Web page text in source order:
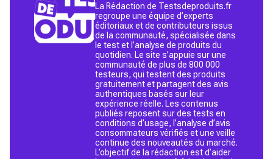
La Rédaction de Testsdeproduits.fr
regroupe une équipe d’experts
éditoriaux et de contributeurs issus
de la communauté, spécialisée dans
le test et l’analyse de produits du
quotidien. Le site s’appuie sur une
communauté de plus de 800 000
testeurs, qui testent des produits
gratuitement et partagent des avis
authentiques basés sur leur
expérience réelle. Les contenus
publiés reposent sur des tests en
conditions d’usage, l’analyse d’avis
consommateurs vérifiés et une veille
continue des nouveautés du marché.
L’objectif de la rédaction est d’aider